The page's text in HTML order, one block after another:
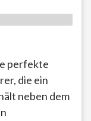
perfekte
die ein
neben dem